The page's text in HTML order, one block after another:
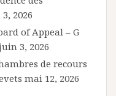
2026
of Appeal – G
3, 2026
de recours
mai 12, 2026